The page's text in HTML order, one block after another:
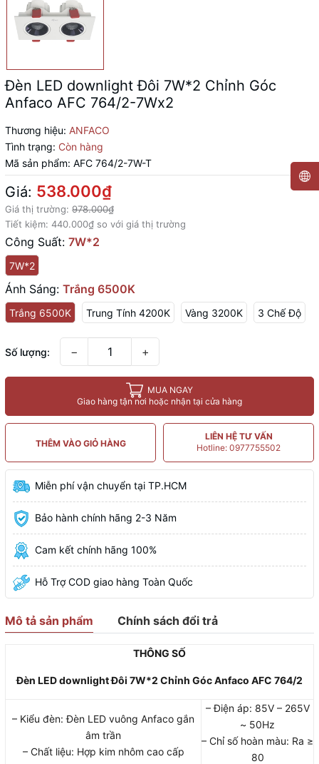
Đèn LED downlight Đôi 7W*2 Chỉnh Góc
Anfaco AFC 764/2-7Wx2
Thương hiệu: ANFACO
Tình trạng: Còn hàng
Mã sản phẩm: AFC 764/2-7W-T
Giá: 538.000₫
Giá thị trường: 978.000₫
Tiết kiệm: 440.000₫ so với giá thị trường
Công Suất: 7W*2
7W*2
Ánh Sáng: Trắng 6500K
Trắng 6500K Trung Tính 4200K Vàng 3200K 3 Chế Độ
Số lượng: − +
MUA NGAY
Giao hàng tận nơi hoặc nhận tại cửa hàng
THÊM VÀO GIỎ HÀNG
LIÊN HỆ TƯ VẤN
Hotline: 0977755502
Miễn phí vận chuyển tại TP.HCM
Bảo hành chính hãng 2-3 Năm
Cam kết chính hãng 100%
Hỗ Trợ COD giao hàng Toàn Quốc
Mô tả sản phẩm Chính sách đổi trả
THÔNG​ SỐ
Đèn LED downlight Đôi 7W*2 Chỉnh Góc Anfaco AFC 764/2
– Kiểu đèn: Đèn LED vuông Anfaco gắn
âm trần
– Chất liệu: Hợp kim nhôm cao cấp
– Điện áp: 85V – 265V
~ 50Hz
– Chỉ số hoàn màu: Ra ≥
80